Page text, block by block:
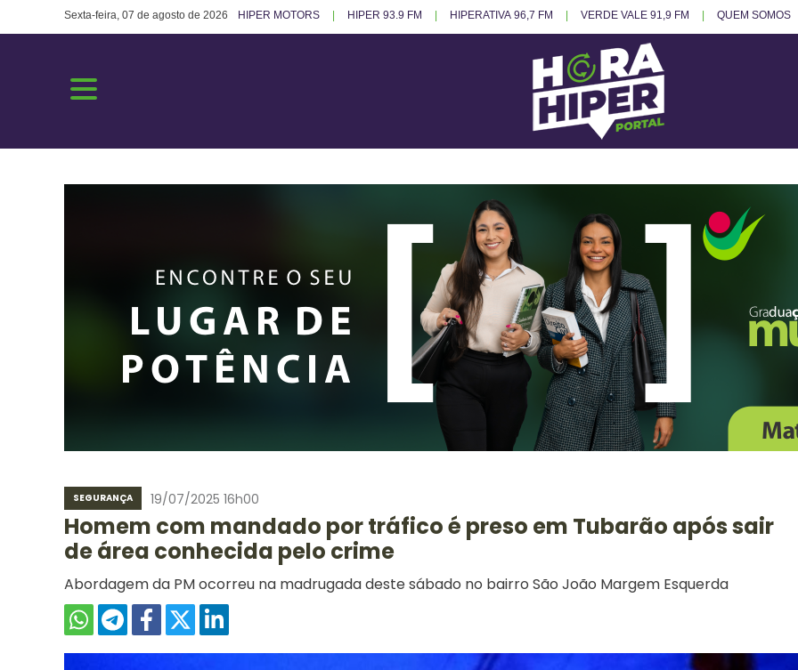
Sexta-feira, 07 de agosto de 2026 HIPER MOTORS HIPER 93.9 FM HIPERATIVA 96,7 FM VERDE VALE 91,9 FM QUEM SOMOS
SEGURANÇA 19/07/2025 16h00
Homem com mandado por tráfico é preso em Tubarão após sair
de área conhecida pelo crime
Abordagem da PM ocorreu na madrugada deste sábado no bairro São João Margem Esquerda